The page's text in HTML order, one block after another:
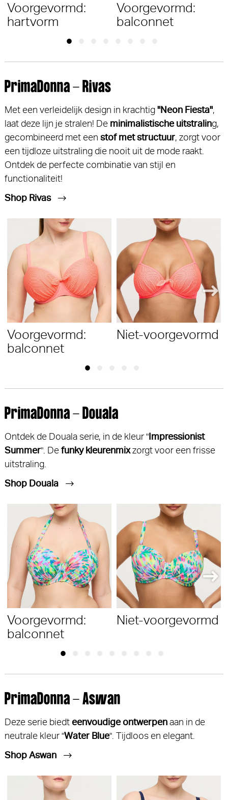
Voorgevormd:
hartvorm
Voorgevormd:
balconnet
PrimaDonna - Rivas
Met een verleidelijk design in krachtig"Neon Fiesta",
laat deze lijn je stralen! De minimalistische uitstraling,
gecombineerd met een stof met structuur, zorgt voor
een tijdloze uitstraling die nooit uit de mode raakt.
Ontdek de perfecte combinatie van stijl en
functionaliteit!
Shop Rivas
Voorgevormd:
balconnet
Niet-voorgevormd
PrimaDonna - Douala
Ontdek de Douala serie, in de kleur "Impressionist
Summer". Defunky kleurenmixzorgt voor een frisse
uitstraling.
Shop Douala
Voorgevormd:
balconnet
Niet-voorgevormd
PrimaDonna - Aswan
Deze serie biedteenvoudige ontwerpenaan in de
neutrale kleur "Water Blue". Tijdloos en elegant.
Shop Aswan